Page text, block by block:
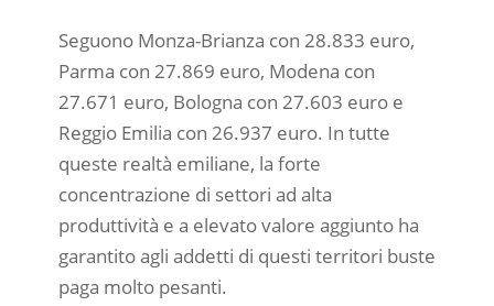
Seguono Monza-Brianza con 28.833 euro,
Parma con 27.869 euro, Modena con
27.671 euro, Bologna con 27.603 euro e
Reggio Emilia con 26.937 euro. In tutte
queste realtà emiliane, la forte
concentrazione di settori ad alta
produttività e a elevato valore aggiunto ha
garantito agli addetti di questi territori buste
paga molto pesanti.